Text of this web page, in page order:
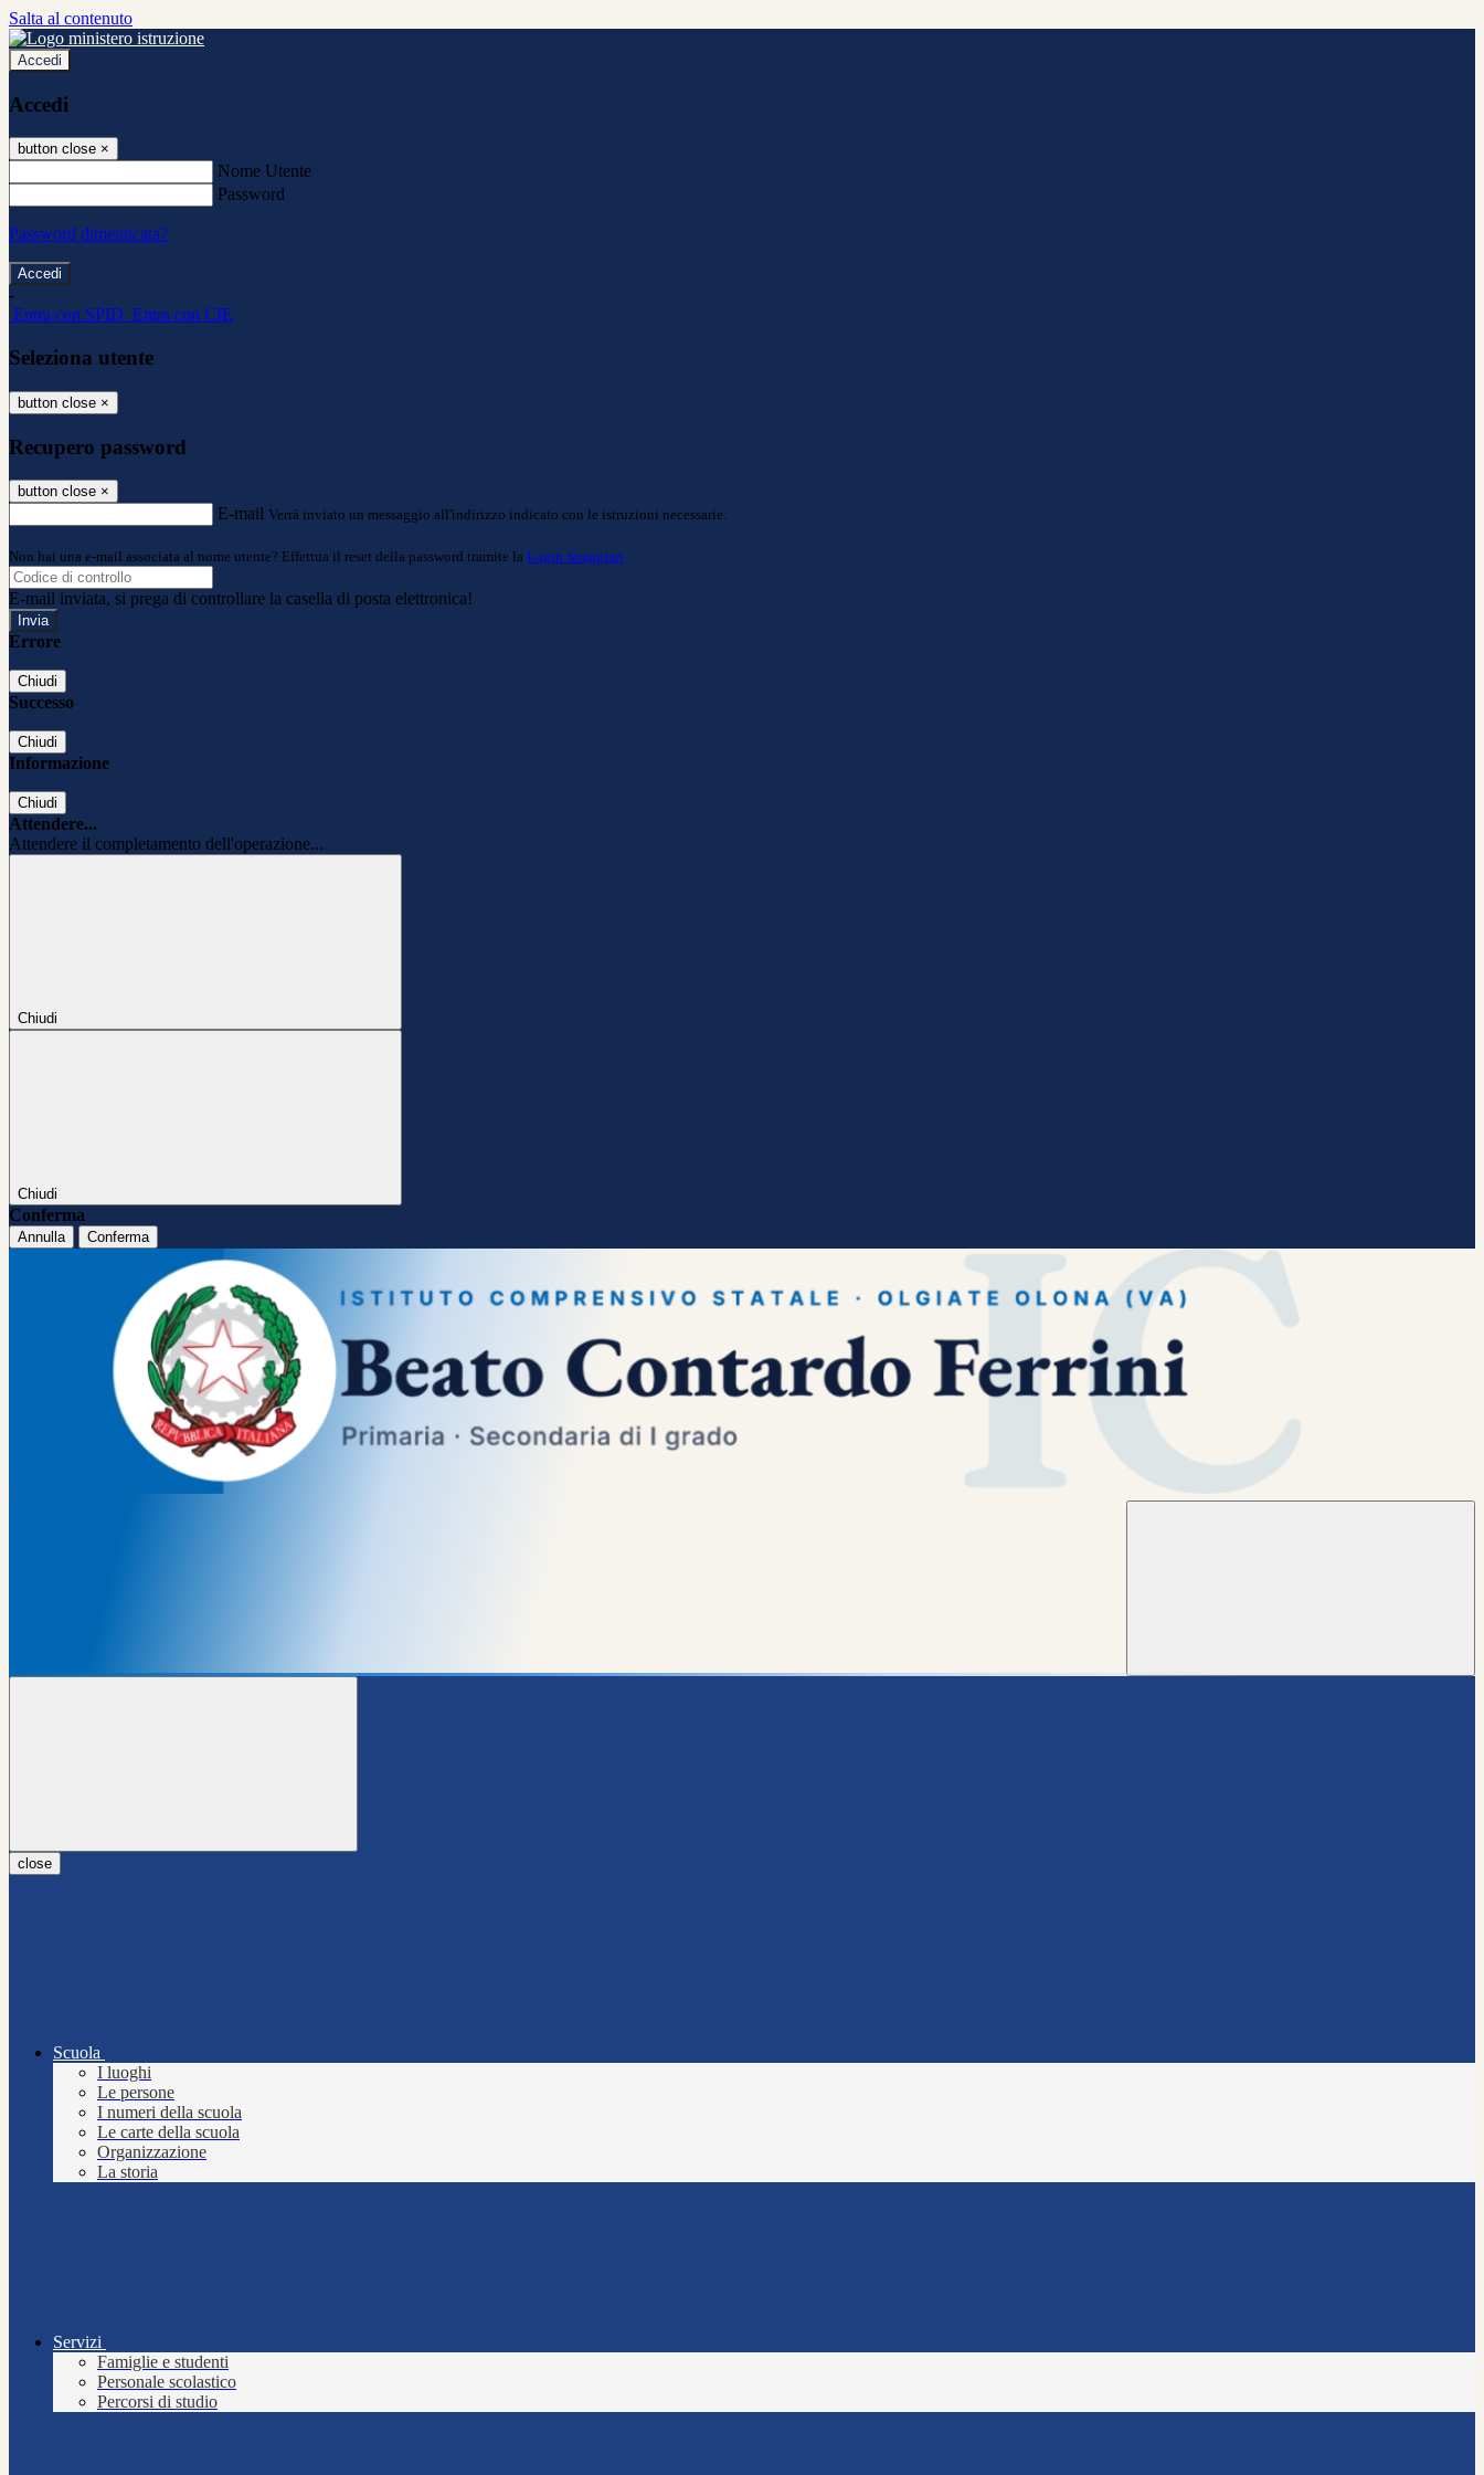
Salta al contenuto
Accedi
Accedi
button close ×
Nome Utente
Password
Password dimenticata?
-
Entra con SPID Entra con CIE
Seleziona utente
button close ×
Recupero password
button close ×
E-mail Verrà inviato un messaggio all'indirizzo indicato con le istruzioni necessarie.
Non hai una e-mail associata al nome utente? Effettua il reset della password tramite la Login Spaggiari
E-mail inviata, si prega di controllare la casella di posta elettronica!
Errore
Chiudi
Successo
Chiudi
Informazione
Chiudi
Attendere...
Attendere il completamento dell'operazione...
Chiudi
Chiudi
Conferma
Annulla Conferma
close
Scuola
I luoghi
Le persone
I numeri della scuola
Le carte della scuola
Organizzazione
La storia
Servizi
Famiglie e studenti
Personale scolastico
Percorsi di studio